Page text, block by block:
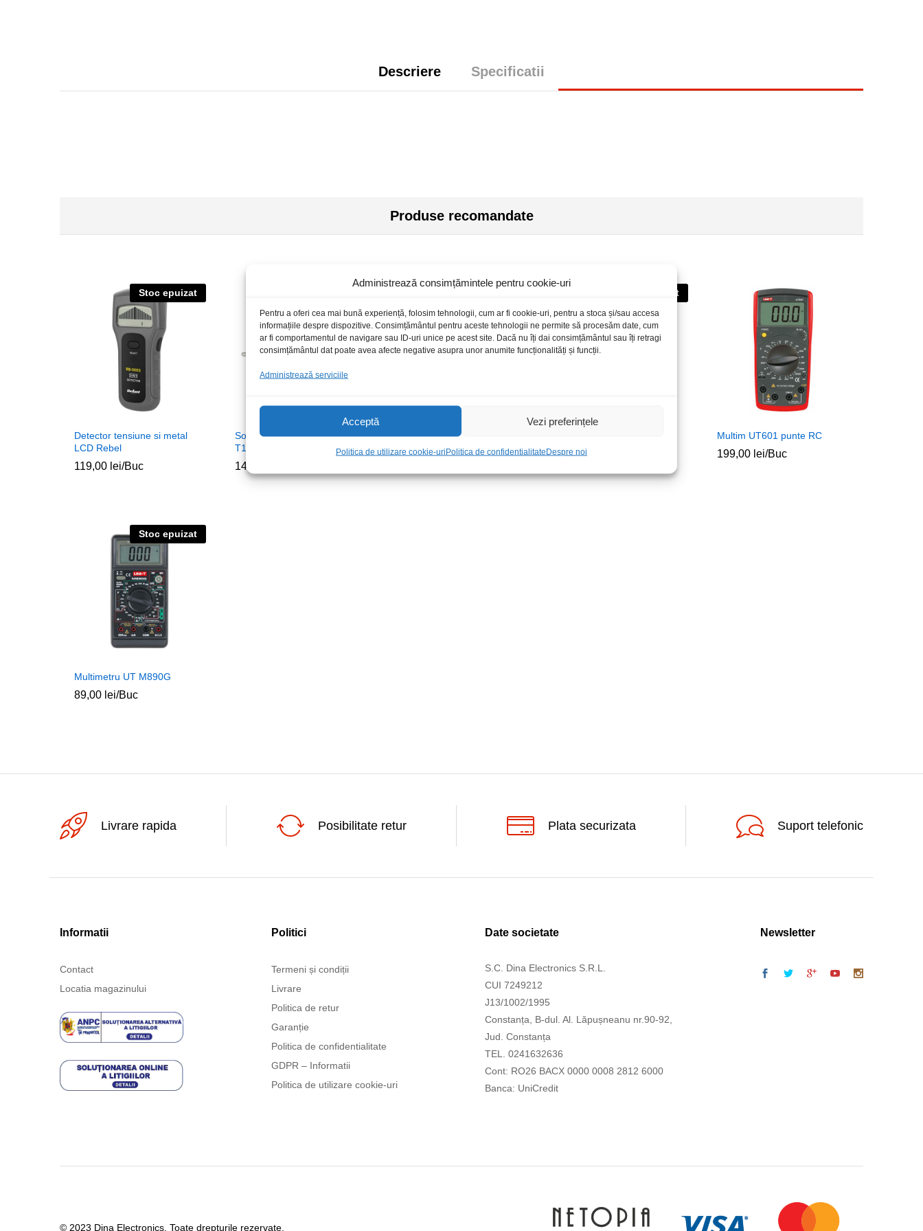
Administrează consimțămintele pentru cookie-uri
Pentru a oferi cea mai bună experiență, folosim tehnologii, cum ar fi cookie-uri, pentru a stoca și/sau accesa
informațiile despre dispozitive. Consimțământul pentru aceste tehnologii ne permite să procesăm date, cum
ar fi comportamentul de navigare sau ID-uri unice pe acest site. Dacă nu îți dai consimțământul sau îți retragi
consimțământul dat poate avea afecte negative asupra unor anumite funcționalități și funcții.
Administrează serviciile
Acceptă Vezi preferințele
Politica de utilizare cookie-uriPolitica de confidentialitateDespre noi
Descriere Specificatii
Produse recomandate
Stoc epuizat
Detector tensiune si metal
LCD Rebel
119,00 lei/Buc
Sonda temperatura tip UT-
T10K 1.0m -40-260GR
14,00
Multimetru UT15C tester
tensiune
Stoc epuizat
contact
Multim UT601 punte RC
199,00 lei/Buc
Stoc epuizat
Multimetru UT M890G
89,00 lei/Buc
Livrare rapida Posibilitate retur Plata securizata Suport telefonic
Informatii
Contact
Locatia magazinului
Politici
Termeni și condiții
Livrare
Politica de retur
Garanție
Politica de confidentialitate
GDPR – Informatii
Politica de utilizare cookie-uri
Date societate
S.C. Dina Electronics S.R.L.
CUI 7249212
J13/1002/1995
Constanța, B-dul. Al. Lăpușneanu nr.90-92,
Jud. Constanța
TEL. 0241632636
Cont: RO26 BACX 0000 0008 2812 6000
Banca: UniCredit
Newsletter
© 2023 Dina Electronics. Toate drepturile rezervate.